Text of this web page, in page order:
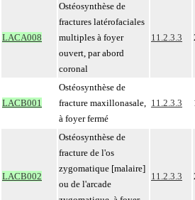
LACA008
Ostéosynthèse de
fractures latérofaciales
multiples à foyer
ouvert, par abord
coronal
11.2.3.3
LACB001
Ostéosynthèse de
fracture maxillonasale,
à foyer fermé
11.2.3.3
LACB002
Ostéosynthèse de
fracture de l'os
zygomatique [malaire]
ou de l'arcade
11.2.3.3